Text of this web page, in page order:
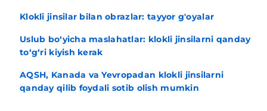
Klokli jinsilar bilan obrazlar: tayyor g'oyalar
Uslub bo‘yicha maslahatlar: klokli jinsilarni qanday
to‘g‘ri kiyish kerak
AQSH, Kanada va Yevropadan klokli jinsilarni
qanday qilib foydali sotib olish mumkin